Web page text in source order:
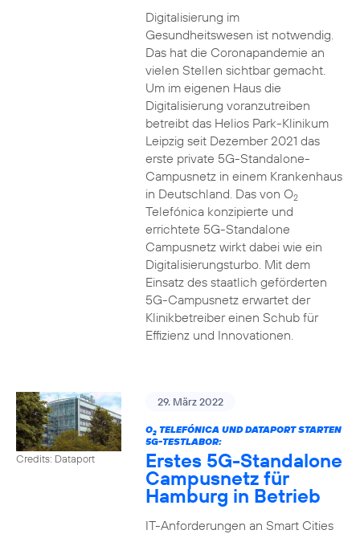
Digitalisierung im
Gesundheitswesen ist notwendig.
Das hat die Coronapandemie an
vielen Stellen sichtbar gemacht.
Um im eigenen Haus die
Digitalisierung voranzutreiben
betreibt das Helios Park-Klinikum
Leipzig seit Dezember 2021 das
erste private 5G-Standalone-
Campusnetz in einem Krankenhaus
in Deutschland. Das von O2
Telefónica konzipierte und
errichtete 5G-Standalone
Campusnetz wirkt dabei wie ein
Digitalisierungsturbo. Mit dem
Einsatz des staatlich geförderten
5G-Campusnetz erwartet der
Klinikbetreiber einen Schub für
Effizienz und Innovationen.
Credits: Dataport
29. März 2022
O2TELEFÓNICA UND DATAPORT STARTEN
5G-TESTLABOR:
Erstes 5G-Standalone
Campusnetz für
Hamburg in Betrieb
IT-Anforderungen an Smart Cities